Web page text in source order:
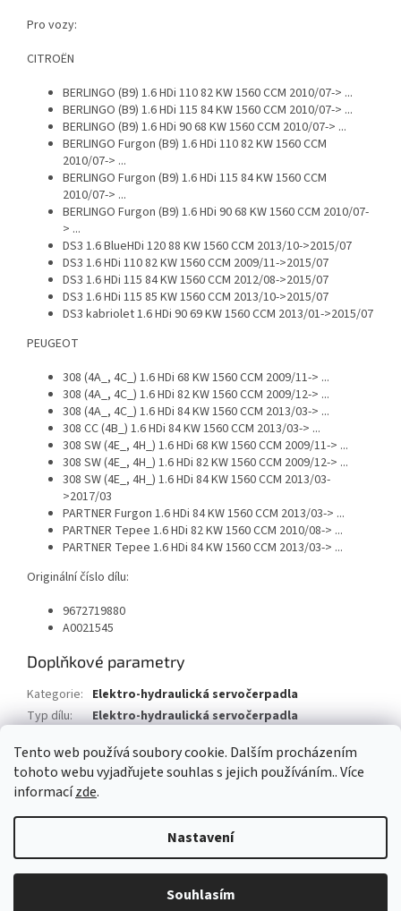
Tento web používá soubory cookie. Dalším procházením
tohoto webu vyjadřujete souhlas s jejich používáním.. Více
informacízde.
Nastavení
Souhlasím
Pro vozy:
CITROËN
BERLINGO (B9) 1.6 HDi 110 82 KW 1560 CCM 2010/07-> ...
BERLINGO (B9) 1.6 HDi 115 84 KW 1560 CCM 2010/07-> ...
BERLINGO (B9) 1.6 HDi 90 68 KW 1560 CCM 2010/07-> ...
BERLINGO Furgon (B9) 1.6 HDi 110 82 KW 1560 CCM
2010/07-> ...
BERLINGO Furgon (B9) 1.6 HDi 115 84 KW 1560 CCM
2010/07-> ...
BERLINGO Furgon (B9) 1.6 HDi 90 68 KW 1560 CCM 2010/07-
> ...
DS3 1.6 BlueHDi 120 88 KW 1560 CCM 2013/10->2015/07
DS3 1.6 HDi 110 82 KW 1560 CCM 2009/11->2015/07
DS3 1.6 HDi 115 84 KW 1560 CCM 2012/08->2015/07
DS3 1.6 HDi 115 85 KW 1560 CCM 2013/10->2015/07
DS3 kabriolet 1.6 HDi 90 69 KW 1560 CCM 2013/01->2015/07
PEUGEOT
308 (4A_, 4C_) 1.6 HDi 68 KW 1560 CCM 2009/11-> ...
308 (4A_, 4C_) 1.6 HDi 82 KW 1560 CCM 2009/12-> ...
308 (4A_, 4C_) 1.6 HDi 84 KW 1560 CCM 2013/03-> ...
308 CC (4B_) 1.6 HDi 84 KW 1560 CCM 2013/03-> ...
308 SW (4E_, 4H_) 1.6 HDi 68 KW 1560 CCM 2009/11-> ...
308 SW (4E_, 4H_) 1.6 HDi 82 KW 1560 CCM 2009/12-> ...
308 SW (4E_, 4H_) 1.6 HDi 84 KW 1560 CCM 2013/03-
>2017/03
PARTNER Furgon 1.6 HDi 84 KW 1560 CCM 2013/03-> ...
PARTNER Tepee 1.6 HDi 82 KW 1560 CCM 2010/08-> ...
PARTNER Tepee 1.6 HDi 84 KW 1560 CCM 2013/03-> ...
Originální číslo dílu:
9672719880
A0021545
Doplňkové parametry
Kategorie: Elektro-hydraulická servočerpadla
Typ dílu:
Elektro-hydraulická servočerpadla
Copyright 2026AUTOSV - repasované posilovače řízení. Všechna
práva vyhrazena.